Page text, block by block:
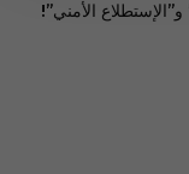
الأمني”!